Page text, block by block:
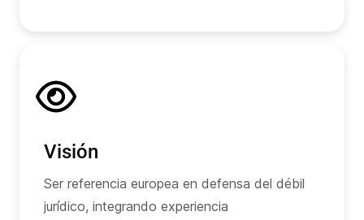
Visión
Ser referencia europea en defensa del débil
jurídico, integrando experiencia